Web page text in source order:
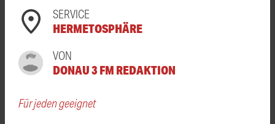
SERVICE
HERMETOSPHÄRE
VON
DONAU 3 FM REDAKTION
Für jeden geeignet